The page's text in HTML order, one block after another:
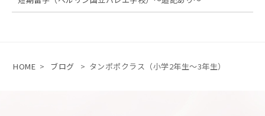
HOME > ブログ > タンポポクラス（小学2年生〜3年生）